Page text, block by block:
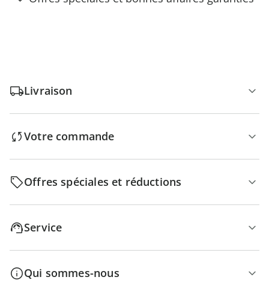
Livraison
Votre commande
Offres spéciales et réductions
Service
Qui sommes-nous